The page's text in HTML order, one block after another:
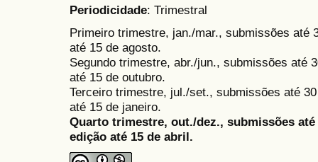
Periodicidade: Trimestral
Primeiro trimestre, jan./mar., submissões até
até 15 de agosto.
Segundo trimestre, abr./jun., submissões até
até 15 de outubro.
Terceiro trimestre, jul./set., submissões até
até 15 de janeiro.
Quarto trimestre, out./dez., submissões
edição até 15 de abril.